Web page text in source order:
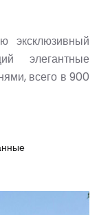
эксклюзивный
элегантные
всего в 900